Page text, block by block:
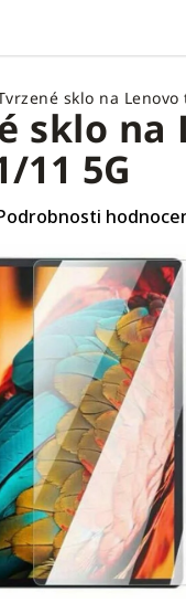
sklo na Lenovo
sklo na
11 5G